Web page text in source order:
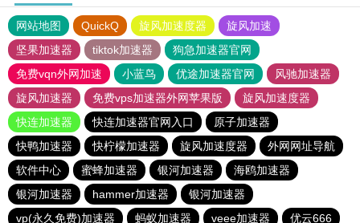
网站地图 QuickQ 旋风加速度器
旋风加速
坚果加速器
tiktok加速器
狗急加速器官网
免费vqn外网加速
小蓝鸟 优途加速器官网
风驰加速器
旋风加速器
免费vps加速器外网苹果版
旋风加速度器
快连加速器
快连加速器官网入口
原子加速器
快鸭加速器
快柠檬加速器 旋风加速度器
外网网址导航
软件中心
蜜蜂加速器 银河加速器
海鸥加速器
银河加速器
hammer加速器
银河加速器
vp(永久免费)加速器
蚂蚁加速器 veee加速器 优云666